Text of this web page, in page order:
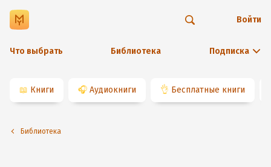
Что выбрать Библиотека Подписка
Войти
📖 Книги 🎧 Аудиокниги 👌 Бесплатные книги
Библиотека